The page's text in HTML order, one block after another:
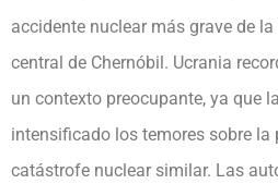
accidente nuclear más grave de
central de Chernóbil. Ucrania
un contexto preocupante, ya que
intensificado los temores sobre la
catástrofe nuclear similar. Las